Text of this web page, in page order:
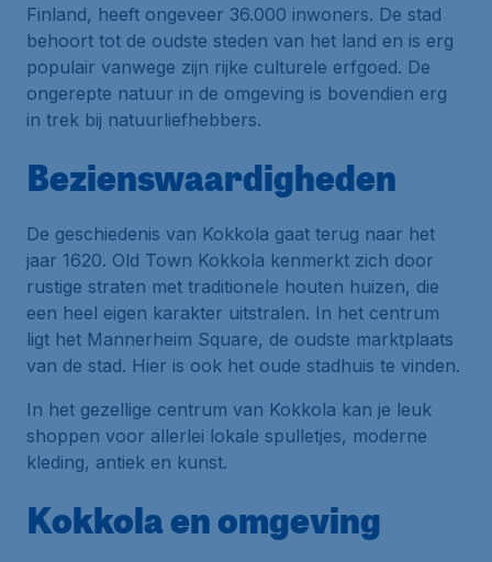
Finland, heeft ongeveer 36.000 inwoners. De stad
behoort tot de oudste steden van het land en is erg
populair vanwege zijn rijke culturele erfgoed. De
ongerepte natuur in de omgeving is bovendien erg
in trek bij natuurliefhebbers.
Bezienswaardigheden
De geschiedenis van Kokkola gaat terug naar het
jaar 1620. Old Town Kokkola kenmerkt zich door
rustige straten met traditionele houten huizen, die
een heel eigen karakter uitstralen. In het centrum
ligt het Mannerheim Square, de oudste marktplaats
van de stad. Hier is ook het oude stadhuis te vinden.
In het gezellige centrum van Kokkola kan je leuk
shoppen voor allerlei lokale spulletjes, moderne
kleding, antiek en kunst.
Kokkola en omgeving